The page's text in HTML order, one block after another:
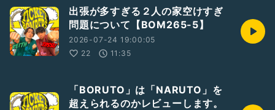
出張が多すぎる２人の家空けすぎ
問題について【BOM265-5】
2026-07-24 19:00:05
22
11:35
「BORUTO」は「NARUTO」を
超えられるのかレビューします。